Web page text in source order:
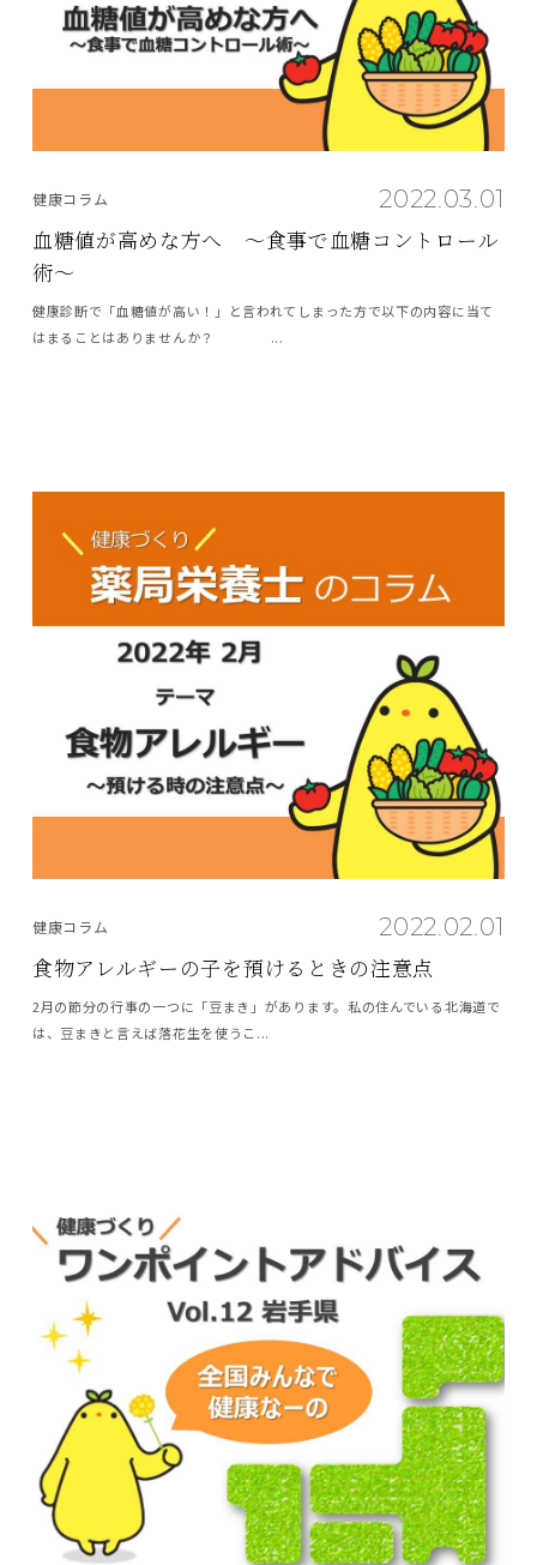
2022.03.01
健康コラム
血糖値が高めな方へ ～食事で血糖コントロール
術～
健康診断で「血糖値が高い！」と言われてしまった方で以下の内容に当て
はまることはありませんか？ ...
2022.02.01
健康コラム
食物アレルギーの子を預けるときの注意点
2月の節分の行事の一つに「豆まき」があります。私の住んでいる北海道で
は、豆まきと言えば落花生を使うこ...